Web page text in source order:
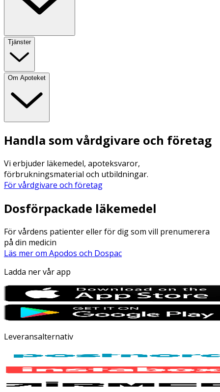
Tjänster
Om Apoteket
Handla som vårdgivare och företag
Vi erbjuder läkemedel, apoteksvaror,
förbrukningsmaterial och utbildningar.
För vårdgivare och företag
Dosförpackade läkemedel
För vårdens patienter eller för dig som vill prenumerera
på din medicin
Läs mer om Apodos och Dospac
Ladda ner vår app
Leveransalternativ